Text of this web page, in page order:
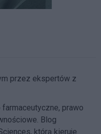
przez ekspertów z
farmaceutyczne, prawo
Blog
którą kieruje